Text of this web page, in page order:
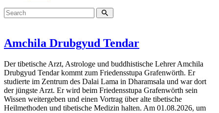
Amchila Drubgyud Tendar
Der tibetische Arzt, Astrologe und buddhistische Lehrer Amchila
Drubgyud Tendar kommt zum Friedensstupa Grafenwörth. Er
studierte im Zentrum des Dalai Lama in Dharamsala und war dort
der jüngste Arzt. Er wird beim Friedensstupa Grafenwörth sein
Wissen weitergeben und einen Vortrag über alte tibetische
Heilmethoden und tibetische Medizin halten. Am 01.08.2026, um